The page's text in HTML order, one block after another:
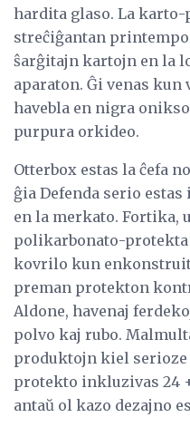
hardita glaso. La karto-
streĉiĝantan
ŝarĝitajn kartojn en la
aparaton. Ĝi venas
havebla en nigra
purpura orkideo.
Otterbox estas la ĉefa
ĝia Defenda serio
en la merkato. Fortika,
polikarbonato-
kovrilo kun
preman protekton
Aldone, havenaj
polvo kaj rubo.
produktojn kiel
protekto inkluzivas 24
antaŭ ol kazo dezajno